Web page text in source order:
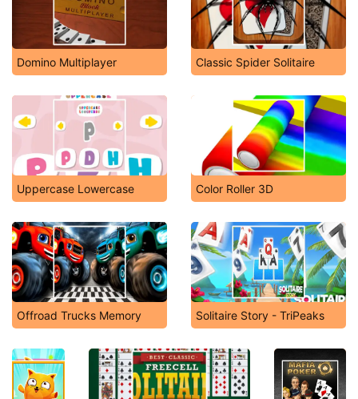
Domino Multiplayer Classic Spider Solitaire
Uppercase Lowercase Color Roller 3D
Offroad Trucks Memory Solitaire Story - TriPeaks